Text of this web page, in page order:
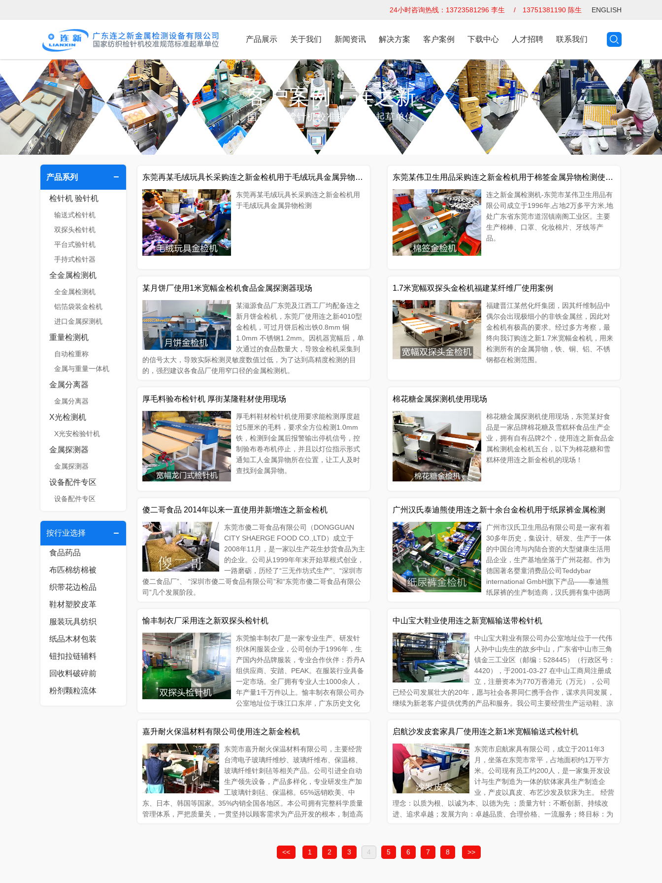
24小时咨询热线：13723581296 李生 / 13751381190 陈生 ENGLISH
产品展示 关于我们 新闻资讯 解决方案 客户案例 下载中心 人才招聘 联系我们
客户案例●连之新
国家纺织检针机校准规范标准起草单位
产品系列
检针机 验针机
输送式检针机
双探头检针机
平台式验针机
手持式检针器
全金属检测机
全金属检测机
铝箔袋装金检机
进口金属探测机
重量检测机
自动检重称
金属与重量一体机
金属分离器
金属分离器
X光检测机
X光安检验针机
金属探测器
金属探测器
设备配件专区
设备配件专区
按行业选择
食品药品
布匹棉纺棉被
织带花边检品
鞋材塑胶皮革
服装玩具纺织
纸品木材包装
钮扣拉链辅料
回收料破碎前
粉剂颗粒流体
东莞再某毛绒玩具长采购连之新金检机用于毛绒玩具金属异物检测
东莞再某毛绒玩具长采购连之新金检机用
于毛绒玩具金属异物检测
东莞某伟卫生用品采购连之新金检机用于棉签金属异物检测使用现场
连之新金属检测机-东莞市某伟卫生用品有
限公司成立于1996年,占地2万多平方米,地
处广东省东莞市道滘镇南阁工业区。主要
生产棉棒、口罩、化妆棉片、牙线等产
品。
某月饼厂使用1米宽幅金检机食品金属探测器现场
某滋源食品厂东莞及江西工厂均配备连之
新月饼金检机，东莞厂使用连之新4010型
金检机，可过月饼后检出铁0.8mm 铜
1.0mm 不锈钢1.2mm。因机器宽幅后，单
次通过的食品数量大，导致金检机采集到
的信号太大，导致实际检测灵敏度数值过低，为了达到高精度检测的目
的，强烈建议各食品厂使用窄口径的金属检测机。
1.7米宽幅双探头金检机福建某纤维厂使用案例
福建晋江某然化纤集团，因其纤维制品中
偶尔会出现极细小的非铁金属丝，因此对
金检机有极高的要求。经过多方考察，最
终向我订购连之新1.7米宽幅金检机，用来
检测所有的金属异物，铁、铜、铝、不锈
钢都在检测范围。
厚毛料验布检针机 厚街某隆鞋材使用现场
厚毛料鞋材检针机使用要求能检测厚度超
过5厘米的毛料，要求全方位检测1.0mm
铁，检测到金属后报警输出停机信号，控
制验布卷布机停止，并且以灯位指示形式
通知工人金属异物所在位置，让工人及时
查找到金属异物。
棉花糖金属探测机使用现场
棉花糖金属探测机使用现场，东莞某好食
品是一家品牌棉花糖及雪糕杯食品生产企
业，拥有自有品牌2个，使用连之新食品金
属检测机金检机五台，以下为棉花糖和雪
糕杯使用连之新金检机的现场！
傻二哥食品 2014年以来一直使用并新增连之新金检机
东莞市傻二哥食品有限公司（DONGGUAN
CITY SHAERGE FOOD CO.,LTD）成立于
2008年11月，是一家以生产花生炒货食品为主
的企业。公司从1999年年末开始草根式创业，
一路磨砺，历经了“三无作坊式生产”、“深圳市
傻二食品厂”、 “深圳市傻二哥食品有限公司”和“东莞市傻二哥食品有限公
司”几个发展阶段。
广州汉氏泰迪熊使用连之新十余台金检机用于纸尿裤金属检测
广州市汉氏卫生用品有限公司是一家有着
30多年历史，集设计、研发、生产于一体
的中国台湾与内陆合资的大型健康生活用
品企业，生产基地坐落于广州花都。作为
德国著名婴童消费品公司Teddybar
international GmbH旗下产品——泰迪熊
纸尿裤的生产制造商，汉氏拥有集中德两
愉丰制衣厂采用连之新双探头检针机
东莞愉丰制衣厂是一家专业生产、研发针
织休闲服装企业，公司创办于1996年，生
产国内外品牌服装，专业合作伙伴：乔丹A
组供应商、安踏、PEAK。在服装行业具备
一定市场。全厂拥有专业人士1000余人，
年产量1千万件以上。愉丰制衣有限公司办
公室地址位于珠江口东岸，广东历史文化
准的产销能力更好的服务客户是愉丰的宗旨！
中山宝大鞋业使用连之新宽幅输送带检针机
中山宝大鞋业有限公司办公室地址位于一代伟
人孙中山先生的故乡中山，广东省中山市三角
镇金三工业区（邮编：528445）（行政区号：
4420），于2001-03-27 在中山工商局注册成
立，注册资本为770万香港元（万元），公司
已经公司发展壮大的20年，愿与社会各界同仁携手合作，谋求共同发展，
继续为新老客户提供优秀的产品和服务。我公司主要经营生产运动鞋、凉
除外）。
嘉升耐火保温材料有限公司使用连之新金检机
东莞市嘉升耐火保温材料有限公司，主要经营
台湾电子玻璃纤维纱、玻璃纤维布、保温棉、
玻璃纤维针刺毡等相关产品。公司引进全自动
生产领先设备，产品多样化，专业研发生产加
工玻璃针刺毡、保温棉。65%远销欧美、中
东、日本、韩国等国家。35%内销全国各地区。本公司拥有完整科学质量
管理体系，严把质量关，一贯坚持以顾客需求为产品开发的根本，制造高
启航沙发皮套家具厂使用连之新1米宽幅输送式检针机
东莞市启航家具有限公司，成立于2011年3
月，坐落在东莞市常平，占地面积约1万平方
米。公司现有员工约200人，是一家集开发设
计与生产制造为一体的软体家具生产制造企
业，产皮以真皮、布艺沙发及软床为主。 经营
理念：以质为根、以诚为本、以德为先 ；质量方针：不断创新、持续改
进、追求卓越；发展方向：卓越品质、合理价格、一流服务；终目标：为
<< 1 2 3 4 5 6 7 8 >>